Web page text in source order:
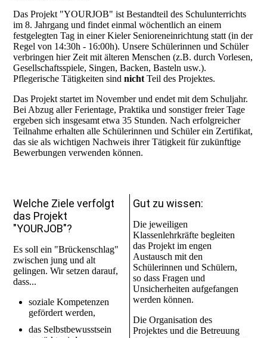
Das Projekt "YOURJOB" ist Bestandteil des Schulunterrichts
im 8. Jahrgang und findet einmal wöchentlich an einem
festgelegten Tag in einer Kieler Senioreneinrichtung statt (in der
Regel von 14:30h - 16:00h). Unsere Schülerinnen und Schüler
verbringen hier Zeit mit älteren Menschen (z.B. durch Vorlesen,
Gesellschaftsspiele, Singen, Backen, Basteln usw.).
Pflegerische Tätigkeiten sindnicht Teil des Projektes.
Das Projekt startet im November und endet mit dem Schuljahr.
Bei Abzug aller Ferientage, Praktika und sonstiger freier Tage
ergeben sich insgesamt etwa 35 Stunden. Nach erfolgreicher
Teilnahme erhalten alle Schülerinnen und Schüler ein Zertifikat,
das sie als wichtigen Nachweis ihrer Tätigkeit für zukünftige
Bewerbungen verwenden können.
Welche Ziele verfolgt
das Projekt
"YOURJOB"?
Es soll ein "Brückenschlag"
zwischen jung und alt
gelingen. Wir setzen darauf,
dass...
soziale Kompetenzen
gefördert werden,
das Selbstbewusstsein
Gut zu wissen:
Die jeweiligen
Klassenlehrkräfte begleiten
das Projekt im engen
Austausch mit den
Schülerinnen und Schülern,
so dass Fragen und
Unsicherheiten aufgefangen
werden können.
Die Organisation des
Projektes und die Betreuung